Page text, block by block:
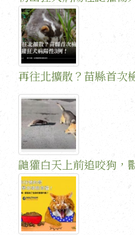
再往北擴散？苗縣首次
鼬獾白天上前追咬狗，